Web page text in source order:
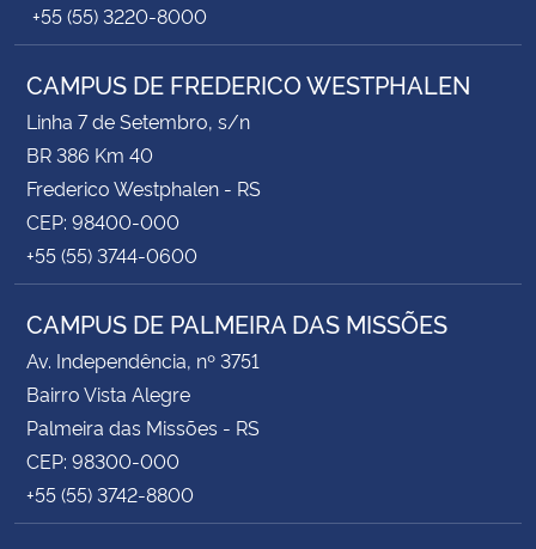
+55 (55) 3220-8000
CAMPUS DE FREDERICO WESTPHALEN
Linha 7 de Setembro, s/n
BR 386 Km 40
Frederico Westphalen - RS
CEP: 98400-000
+55 (55) 3744-0600
CAMPUS DE PALMEIRA DAS MISSÕES
Av. Independência, nº 3751
Bairro Vista Alegre
Palmeira das Missões - RS
CEP: 98300-000
+55 (55) 3742-8800